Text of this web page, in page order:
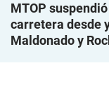
MTOP
carretera desde
Maldonado y